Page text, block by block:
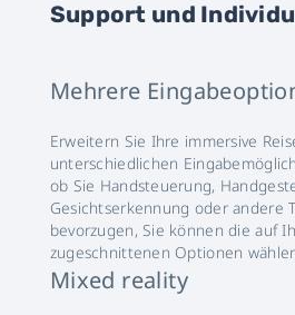
Support und
Mehrere
Erweitern Sie Ihre immersive
unterschiedlichen
ob Sie Handsteuerung,
Gesichtserkennung oder andere
bevorzugen, Sie können die auf
zugeschnittenen Optionen
Mixed reality